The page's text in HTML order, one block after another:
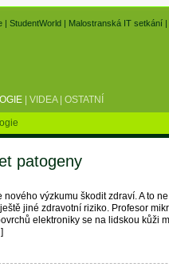
|StudentWorld | Malostranská IT setkání |
| VIDEA| OSTATNÍ
patogeny
výzkumu škodit zdraví. A to
jiné zdravotní riziko. Profesor
elektroniky se na lidskou kůži